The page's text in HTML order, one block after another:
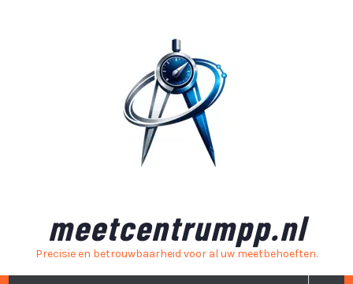
meetcentrumpp.nl
Precisie en betrouwbaarheid voor al uw meetbehoeften.